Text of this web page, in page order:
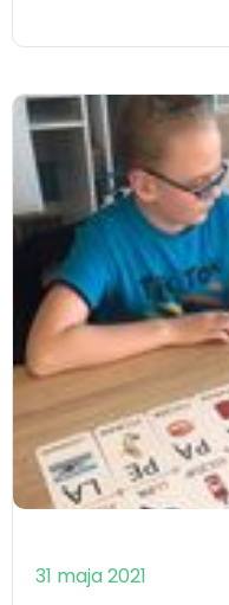
31 maja 2021